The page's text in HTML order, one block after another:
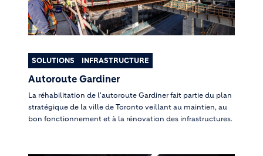
SOLUTIONS INFRASTRUCTURE
Autoroute Gardiner
La réhabilitation de l'autoroute Gardiner fait partie du plan
stratégique de la ville de Toronto veillant au maintien, au
bon fonctionnement et à la rénovation des infrastructures.